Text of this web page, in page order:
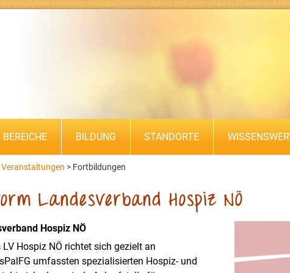
BEREICHE BILDUNG STANDORTE
Veranstaltungen > Fortbildungen
Landesverband Hospiz NÖ
Hospiz NÖ
Hospiz NÖ richtet sich gezielt an
umfassten spezialisierten Hospiz- und